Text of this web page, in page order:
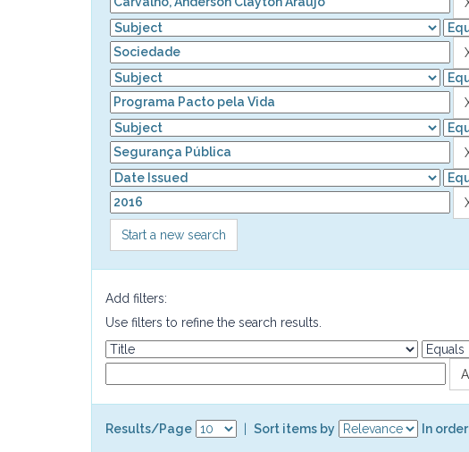
Start a new search
Add filters:
Use filters to refine the search results.
Results/Page Sort items by In order